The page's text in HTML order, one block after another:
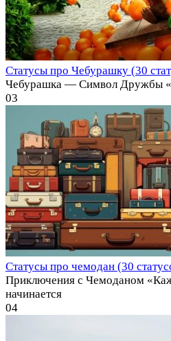
Статусы про Чебурашку (30
Чебурашка — Символ Дружбы
03
Статусы про чемодан (30
Приключения с Чемоданом
начинается
04